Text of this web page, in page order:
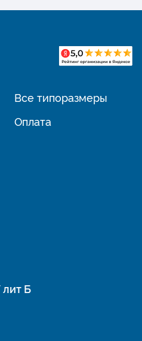
Все типоразмеры
Оплата
лит Б